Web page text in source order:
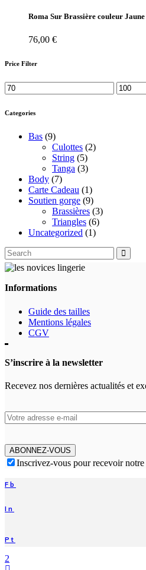
page
du
variations.
Roma Sur Brassière couleur
76,00 €
Price Filter
Prix
min
Prix
max
Categories
Bas (9)
Culottes (2)
String (5)
Tanga (3)
Body (7)
Carte Cadeau (1)
Soutien gorge (9)
Brassières (3)
Triangles (6)
Uncategorized (1)
Search
for:
Informations
Guide des tailles
Mentions légales
CGV
S’inscrire à la newsletter
Recevez nos dernières actualités et
ABONNEZ-VOUS
Inscrivez-vous pour recevoir
Fb
In
Pt